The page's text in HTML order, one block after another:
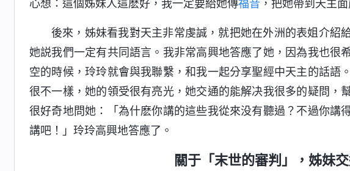
心想：這個姊妹人這麽好，我一定要給她傳福音 ，把她帶到天主
後來，姊妹看我對天主非常虔誠，就把她在外洲的表姐介紹
她説我們一定有共同語言。我非常高興地答應了她，因為我也很
空的時候，玲玲就會與我聯繫，和我一起分享聖經中天主的話語
很不一樣，她的領受很有亮光，她交通的能解决我很多的疑問，
很好奇地問她：「為什麽你講的這些我從來没有聽過？不過你講
講吧！」玲玲高興地答應了。
關于「末世的審判」，姊妹